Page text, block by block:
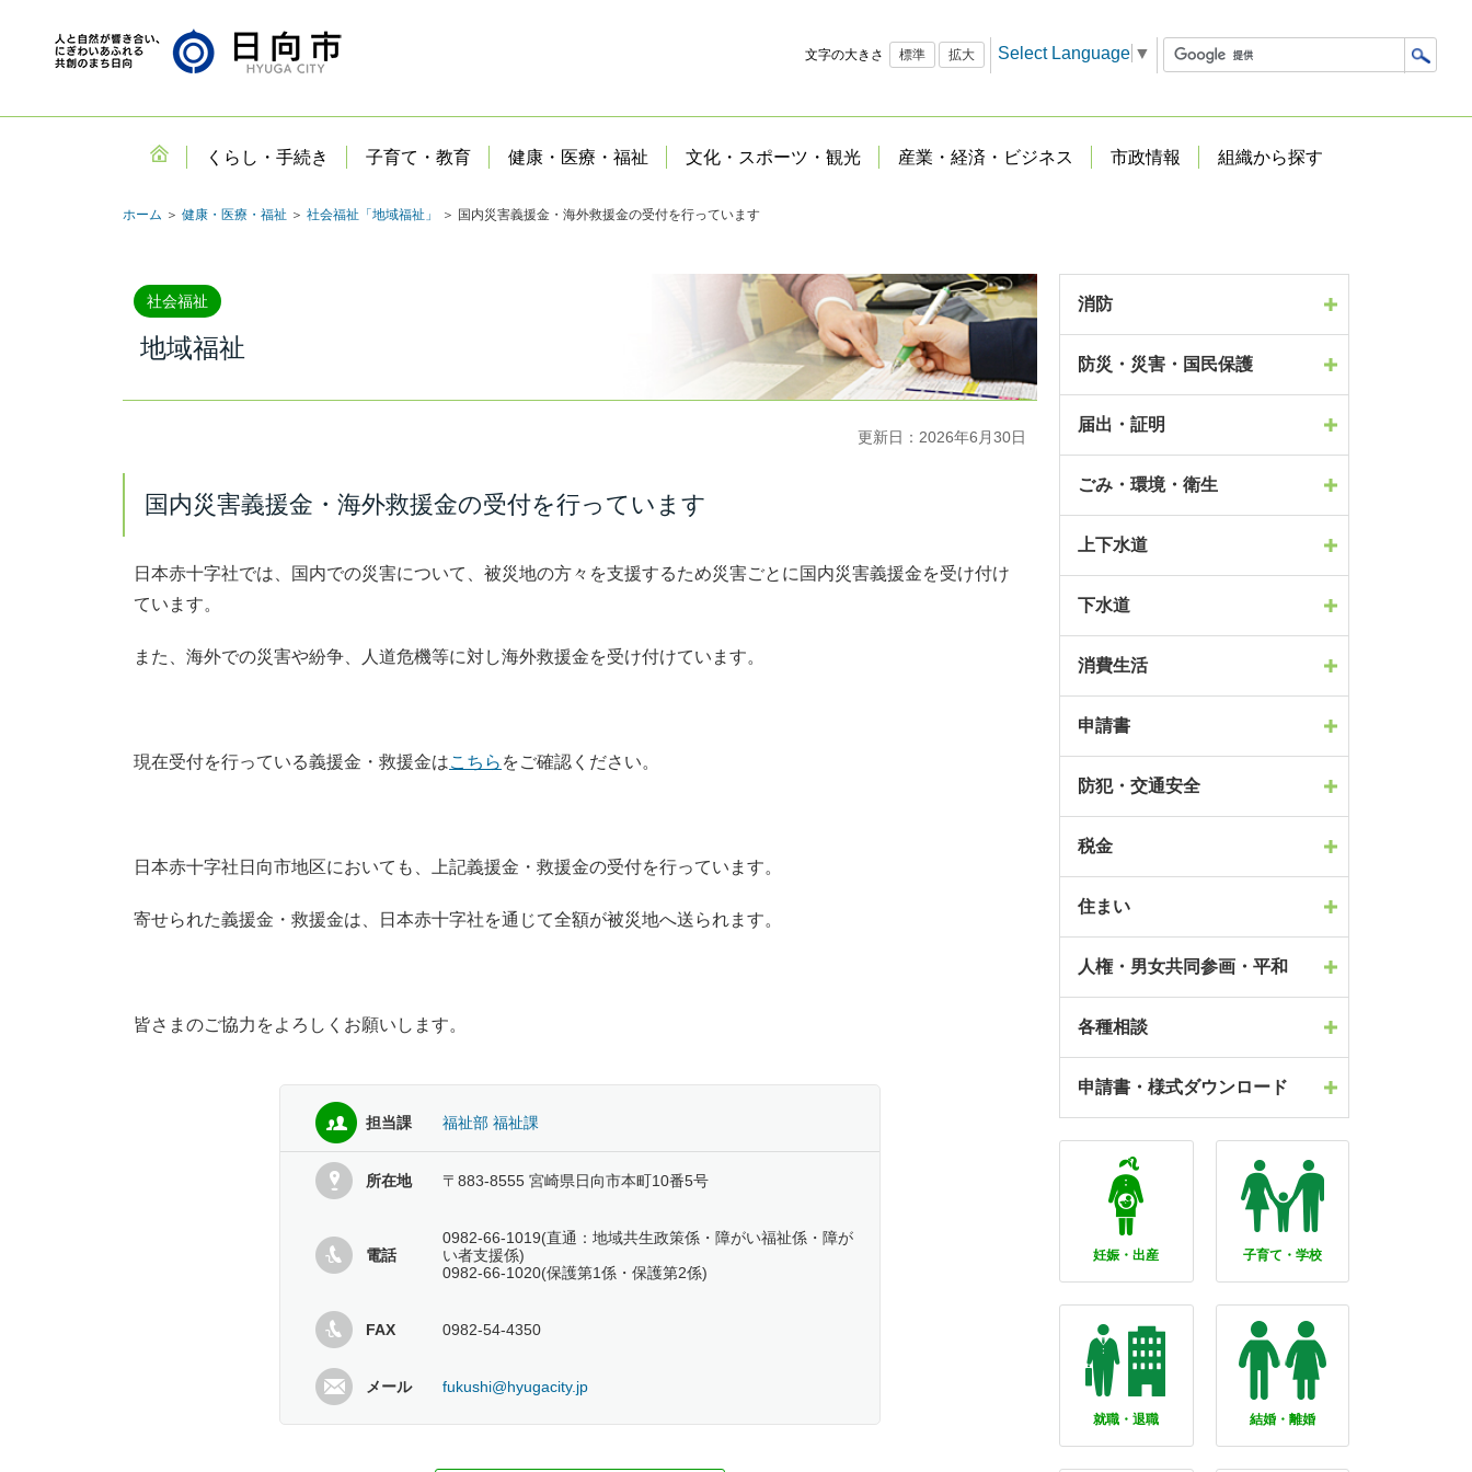
文字の大きさ 標準 拡大 Select Language ▼
くらし・手続き 子育て・教育 健康・医療・福祉 文化・スポーツ・観光 産業・経済・ビジネス 市政情報 組織から探す
ホーム ＞ 健康・医療・福祉 ＞ 社会福祉「地域福祉」 ＞ 国内災害義援金・海外救援金の受付を行っています
社会福祉
地域福祉
更新日：2026年6月30日
国内災害義援金・海外救援金の受付を行っています
日本赤十字社では、国内での災害について、被災地の方々を支援するため災害ごとに国内災害義援金を受け付け
ています。
また、海外での災害や紛争、人道危機等に対し海外救援金を受け付けています。
現在受付を行っている義援金・救援金はこちら をご確認ください。
日本赤十字社日向市地区においても、上記義援金・救援金の受付を行っています。
寄せられた義援金・救援金は、日本赤十字社を通じて全額が被災地へ送られます。
皆さまのご協力をよろしくお願いします。
担当課 福祉部 福祉課
所在地 〒883-8555 宮崎県日向市本町10番5号
電話
0982-66-1019(直通：地域共生政策係・障がい福祉係・障が
い者支援係)
0982-66-1020(保護第1係・保護第2係)
FAX 0982-54-4350
メール fukushi@hyugacity.jp
消防
防災・災害・国民保護
届出・証明
ごみ・環境・衛生
上下水道
下水道
消費生活
申請書
防犯・交通安全
税金
住まい
人権・男女共同参画・平和
各種相談
申請書・様式ダウンロード
妊娠・出産 子育て・学校
就職・退職 結婚・離婚